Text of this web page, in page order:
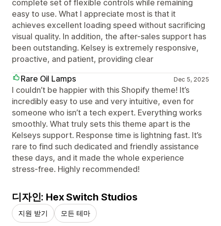
complete set of flexible controls while remaining
easy to use. What I appreciate most is that it
achieves excellent loading speed without sacrificing
visual quality. In addition, the after-sales support has
been outstanding. Kelsey is extremely responsive,
proactive, and patient, providing clear
Rare Oil Lamps
Dec 5, 2025
I couldn’t be happier with this Shopify theme! It’s
incredibly easy to use and very intuitive, even for
someone who isn’t a tech expert. Everything works
smoothly. What truly sets this theme apart is the
Kelseys support. Response time is lightning fast. It’s
rare to find such dedicated and friendly assistance
these days, and it made the whole experience
stress-free. Highly recommended!
디자인: Hex Switch Studios
지원 받기 모든 테마